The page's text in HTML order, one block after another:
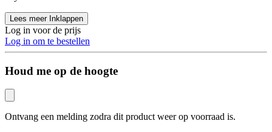
Lees meer Inklappen
Log in voor de prijs
Log in om te bestellen
Houd me op de hoogte
Ontvang een melding zodra dit product weer op voorraad is.